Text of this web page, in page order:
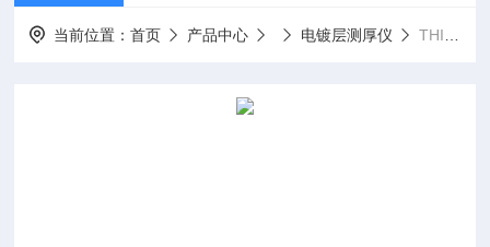
当前位置：首页 产品中心 电镀层测厚仪 THICK8000中国X射线镀锌镍测厚仪